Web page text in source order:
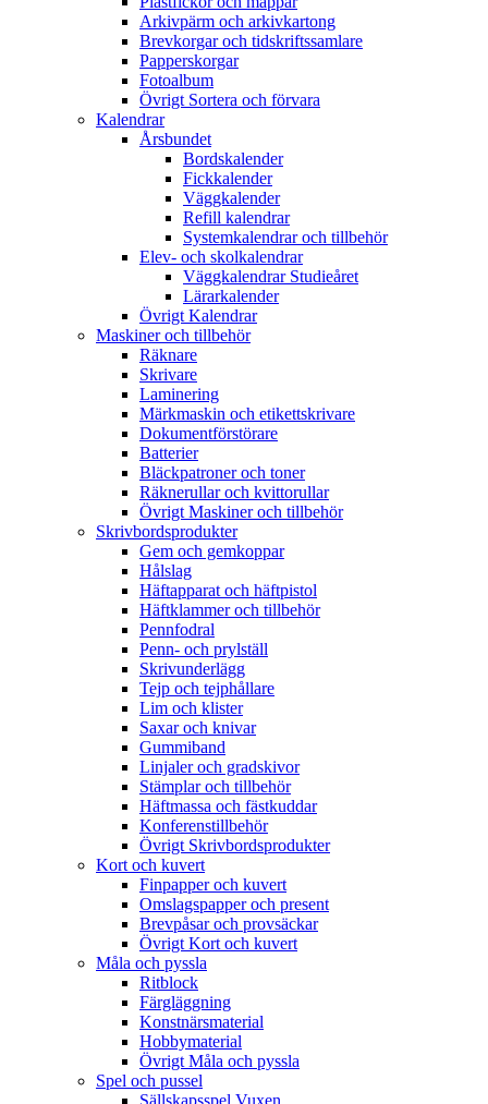
Arkivpärm och arkivkartong
Brevkorgar och tidskriftssamlare
Papperskorgar
Fotoalbum
Övrigt Sortera och förvara
Kalendrar
Årsbundet
Bordskalender
Fickkalender
Väggkalender
Refill kalendrar
Systemkalendrar och tillbehör
Elev- och skolkalendrar
Väggkalendrar Studieåret
Lärarkalender
Övrigt Kalendrar
Maskiner och tillbehör
Räknare
Skrivare
Laminering
Märkmaskin och etikettskrivare
Dokumentförstörare
Batterier
Bläckpatroner och toner
Räknerullar och kvittorullar
Övrigt Maskiner och tillbehör
Skrivbordsprodukter
Gem och gemkoppar
Hålslag
Häftapparat och häftpistol
Häftklammer och tillbehör
Pennfodral
Penn- och prylställ
Skrivunderlägg
Tejp och tejphållare
Lim och klister
Saxar och knivar
Gummiband
Linjaler och gradskivor
Stämplar och tillbehör
Häftmassa och fästkuddar
Konferenstillbehör
Övrigt Skrivbordsprodukter
Kort och kuvert
Finpapper och kuvert
Omslagspapper och present
Brevpåsar och provsäckar
Övrigt Kort och kuvert
Måla och pyssla
Ritblock
Färgläggning
Konstnärsmaterial
Hobbymaterial
Övrigt Måla och pyssla
Spel och pussel
Sällskapsspel Vuxen